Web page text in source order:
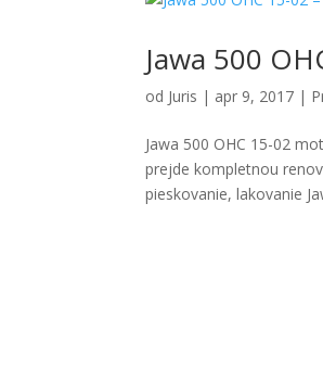
Jawa 500
od Juris | apr 9, 2017 |
Jawa 500 OHC 15-02
prejde kompletnou
pieskovanie, lakovanie